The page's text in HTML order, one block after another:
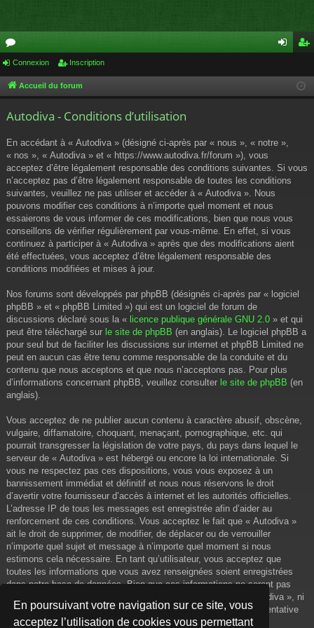
En poursuivant votre navigation sur ce site, vous
acceptez l’utilisation de cookies vous permettant
or
u cri
Connexion Inscription
Accueil du forum
Autodiva - Conditions d’utilisation
En accédant à « Autodiva » (désigné ci-après par « nous », « notre »,
« nos », « Autodiva » et « https://www.autodiva.fr/forum »), vous
acceptez d’être légalement responsable des conditions suivantes. Si vous
n’acceptez pas d’être légalement responsable de toutes les conditions
suivantes, veuillez ne pas utiliser et accéder à « Autodiva ». Nous
pouvons modifier ces conditions à n’importe quel moment et nous
essaierons de vous informer de ces modifications, bien que nous vous
conseillons de vérifier régulièrement par vous-même. En effet, si vous
continuez à participer à « Autodiva » après que des modifications aient
été effectuées, vous acceptez d’être légalement responsable des
conditions modifiées et mises à jour.
Nos forums sont développés par phpBB (désignés ci-après par « logiciel
phpBB » et « phpBB Limited ») qui est un logiciel de forum de
discussions déclaré sous la « licence publique générale GNU 2.0 » et qui
peut être téléchargé sur le site de phpBB (en anglais). Le logiciel phpBB a
pour seul but de faciliter les discussions sur internet et phpBB Limited ne
peut en aucun cas être tenu comme responsable de la conduite et du
contenu que nous acceptons et que nous n’acceptons pas. Pour plus
d’informations concernant phpBB, veuillez consulter le site de phpBB (en
anglais).
Vous acceptez de ne publier aucun contenu à caractère abusif, obscène,
vulgaire, diffamatoire, choquant, menaçant, pornographique, etc. qui
pourrait transgresser la législation de votre pays, du pays dans lequel le
serveur de « Autodiva » est hébergé ou encore la loi internationale. Si
vous ne respectez pas ces dispositions, vous vous exposez à un
bannissement immédiat et définitif et nous nous réservons le droit
d’avertir votre fournisseur d’accès à internet et les autorités officielles.
L’adresse IP de tous les messages est enregistrée afin d’aider au
renforcement de ces conditions. Vous acceptez le fait que « Autodiva »
ait le droit de supprimer, de modifier, de déplacer ou de verrouiller
n’importe quel sujet et message à n’importe quel moment si nous
estimons cela nécessaire. En tant qu’utilisateur, vous acceptez que
toutes les informations que vous avez renseignées soient enregistrées
dans notre base de données. Bien que ces informations ne seront pas
diffusées à une tierce partie sans votre consentement, ni « Autodiva », ni
phpBB, ne pourront être tenus comme responsables en cas de tentative
de piratage informatique visant à compromettre vos données.